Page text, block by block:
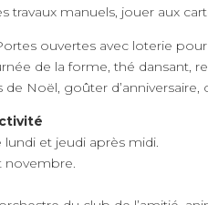
travaux manuels, jouer aux
ouvertes avec loterie
de la forme, thé dansant,
de Noël, goûter d’anniversaire,
lundi et jeudi après midi.
novembre.